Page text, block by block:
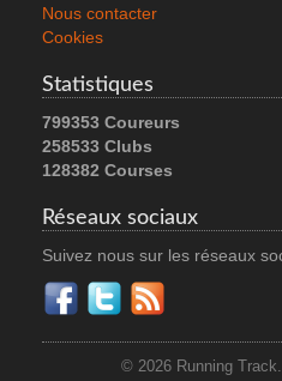
Nous contacter
Cookies
Statistiques
799353 Coureurs
258533 Clubs
128382 Courses
Réseaux sociaux
Suivez nous sur les réseaux
© 2026 Running